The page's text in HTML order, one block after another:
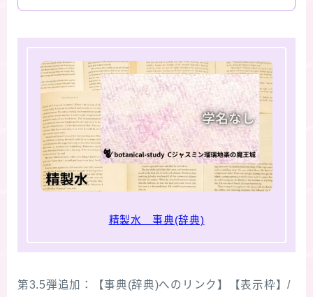
精製水 事典(辞典)
第3.5弾追加：【事典(辞典)へのリンク】【表示枠】/